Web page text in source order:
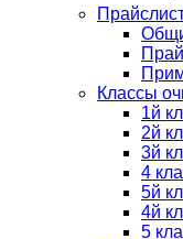
Классы
1й
2й
3й
4
5й
4й
5